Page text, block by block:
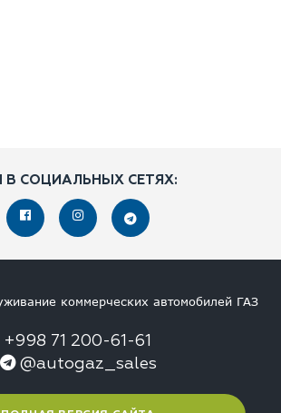
В СОЦИАЛЬНЫХ СЕТЯХ:
коммерческих автомобилей ГАЗ
+998 71 200-61-61
@autogaz_sales